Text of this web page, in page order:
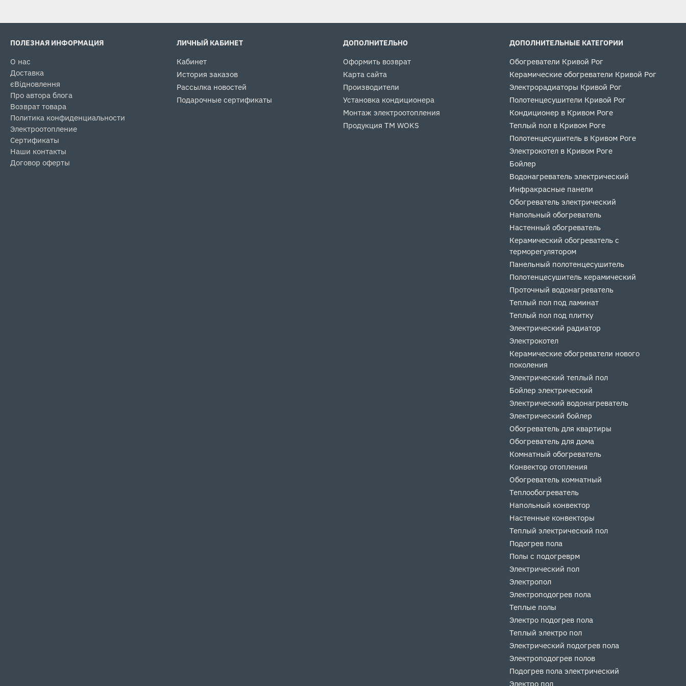
ПОЛЕЗНАЯ ИНФОРМАЦИЯ
О нас
Доставка
єВідновлення
Про автора блога
Возврат товара
Политика конфиденциальности
Электроотопление
Сертификаты
Наши контакты
Договор оферты
ЛИЧНЫЙ КАБИНЕТ
Кабинет
История заказов
Рассылка новостей
Подарочные сертификаты
ДОПОЛНИТЕЛЬНО
Оформить возврат
Карта сайта
Производители
Установка кондиционера
Монтаж электроотопления
Продукция ТМ WOKS
ДОПОЛНИТЕЛЬНЫЕ КАТЕГОРИИ
Обогреватели Кривой Рог
Керамические обогреватели Кривой Рог
Электрорадиаторы Кривой Рог
Полотенцесушители Кривой Рог
Кондиционер в Кривом Роге
Теплый пол в Кривом Роге
Полотенцесушитель в Кривом Роге
Электрокотел в Кривом Роге
Бойлер
Водонагреватель электрический
Инфракрасные панели
Обогреватель электрический
Напольный обогреватель
Настенный обогреватель
Керамический обогреватель с
терморегулятором
Панельный полотенцесушитель
Полотенцесушитель керамический
Проточный водонагреватель
Теплый пол под ламинат
Теплый пол под плитку
Электрический радиатор
Электрокотел
Керамические обогреватели нового
поколения
Электрический теплый пол
Бойлер электрический
Электрический водонагреватель
Электрический бойлер
Обогреватель для квартиры
Обогреватель для дома
Комнатный обогреватель
Конвектор отопления
Обогреватель комнатный
Теплообогреватель
Напольный конвектор
Настенные конвекторы
Теплый электрический пол
Подогрев пола
Полы с подогреврм
Электрический пол
Электропол
Электроподогрев пола
Теплые полы
Электро подогрев пола
Теплый электро пол
Электрический подогрев пола
Электроподогрев полов
Подогрев пола электрический
Электро пол